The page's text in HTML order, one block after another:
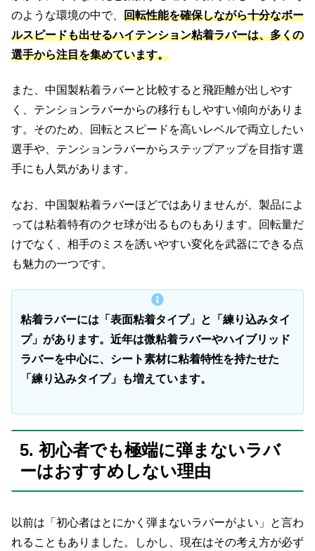
のような環境の中で、 回転性能を確保しながら十分なボー
ルスピードも出せるハイテンション粘着ラバーは、多くの
選手から注目を集めています。
また、中国製粘着ラバーと比較すると飛距離が出しやす
く、テンションラバーからの移行もしやすい傾向がありま
す。そのため、回転とスピードを高いレベルで両立したい
選手や、テンションラバーからステップアップを目指す選
手にも人気があります。
なお、中国製粘着ラバーほどではありませんが、製品によ
っては粘着特有のクセ球が出るものもあります。回転量だ
けでなく、相手のミスを誘いやすい変化を武器にできる点
も魅力の一つです。
粘着ラバーには「表面粘着タイプ」と「練り込みタイ
プ」があります。近年は微粘着ラバーやハイブリッド
ラバーを中心に、シート素材に粘着特性を持たせた
「練り込みタイプ」も増えています。
5. 初心者でも極端に弾まないラバ
ーはおすすめしない理由
以前は「初心者はとにかく弾まないラバーがよい」と言わ
れることもありました。しかし、現在はその考え方が必ず